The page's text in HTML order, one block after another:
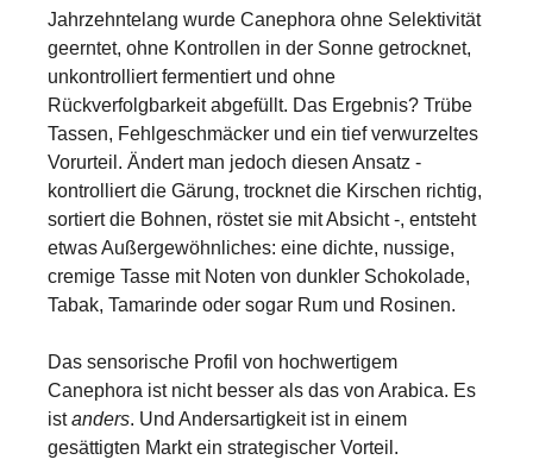
Jahrzehntelang wurde Canephora ohne Selektivität
geerntet, ohne Kontrollen in der Sonne getrocknet,
unkontrolliert fermentiert und ohne
Rückverfolgbarkeit abgefüllt. Das Ergebnis? Trübe
Tassen, Fehlgeschmäcker und ein tief verwurzeltes
Vorurteil. Ändert man jedoch diesen Ansatz -
kontrolliert die Gärung, trocknet die Kirschen richtig,
sortiert die Bohnen, röstet sie mit Absicht -, entsteht
etwas Außergewöhnliches: eine dichte, nussige,
cremige Tasse mit Noten von dunkler Schokolade,
Tabak, Tamarinde oder sogar Rum und Rosinen.
Das sensorische Profil von hochwertigem
Canephora ist nicht besser als das von Arabica. Es
istanders. Und Andersartigkeit ist in einem
gesättigten Markt ein strategischer Vorteil.